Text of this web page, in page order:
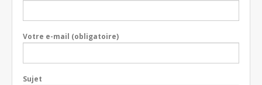
Votre e-mail (obligatoire)
Sujet